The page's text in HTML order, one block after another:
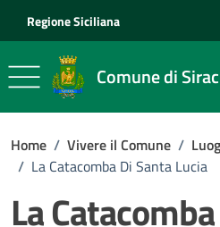
Regione Siciliana
Comune di
Home / Vivere il Comune /
/ La Catacomba Di Santa Lucia
La